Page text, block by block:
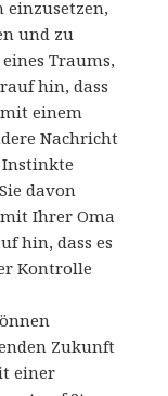
einzusetzen,
und zu
Traums,
hin, dass
einem
Nachricht
Instinkte
davon
Ihrer Oma
hin, dass es
Kontrolle
Zukunft
einer